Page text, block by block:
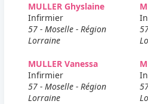
MULLER Ghyslaine
Infirmier
57 - Moselle - Région
Lorraine
MULLER Vanessa
Infirmier
57 - Moselle - Région
Lorraine